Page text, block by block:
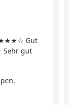
Gut
gut